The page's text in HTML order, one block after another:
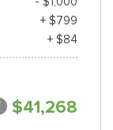
+ $799
+ $84
$41,268